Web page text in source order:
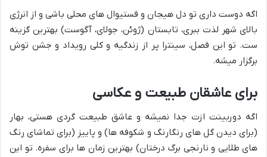
اگه دوست داری تو دل هیجان و فستیوال های محلی باشی و از انرژی
بالای شهر لذت ببری، تابستان (ژوئن، جولای، آگوست) بهترین گزینه
ست. تو این فصل، سینترا پر از زندگیه و کلی رویداد و جشن توش
برگزار میشه.
برای عاشقان طبیعت و عکاسی
اگه دوربینت ازت جدا نمیشه و عاشق طبیعت گردی هستی، بهار
(برای دیدن گل های رنگارنگ و شکوفه ها) و پاییز (برای تماشای رنگ
های طلایی و نارنجی برگ درختان) بهترین زمان ها برای سفره. تو این